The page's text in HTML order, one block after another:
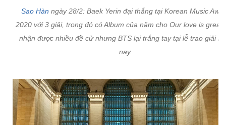
Sao Hàn ngày 28/2: Baek Yerin đại thắng tại Korean Music
2020 với 3 giải, trong đó có Album của năm cho Our love is great.
nhận được nhiều đề cử nhưng BTS lại trắng tay tại lễ trao giải
nay.